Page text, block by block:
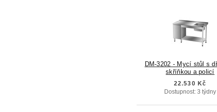
DM-3202 - Mycí stůl s
skříňkou a policí
22.530 Kč
Dostupnost: 3 týdny